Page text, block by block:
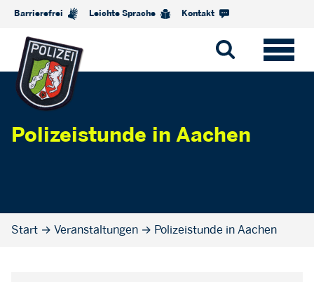
Barrierefrei Leichte Sprache Kontakt
Polizeistunde in Aachen
Start → Veranstaltungen → Polizeistunde in Aachen